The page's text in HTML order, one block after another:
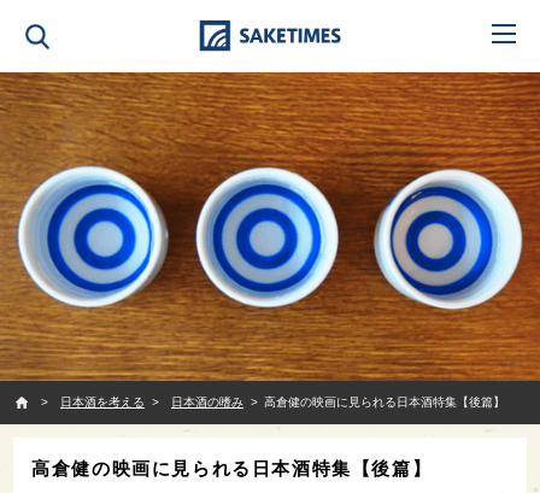
日本酒を考える
日本酒の嗜み 高倉健の映画に見られる日本酒特集【後篇】
高倉健の映画に見られる日本酒特集【後篇】